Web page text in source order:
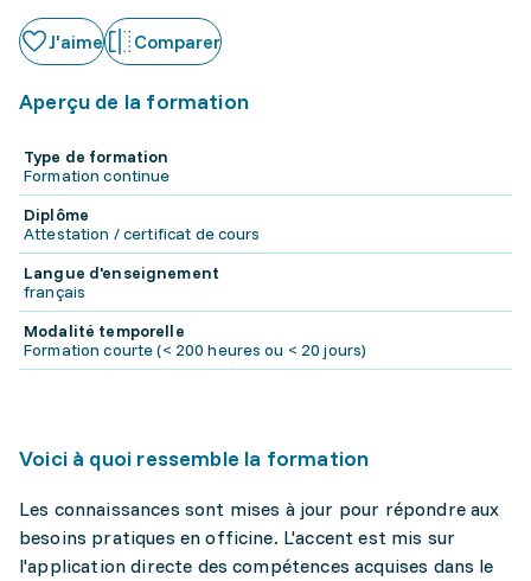
J'aime Comparer
Aperçu de la formation
Type de formation
Formation continue
Diplôme
Attestation / certificat de cours
Langue d'enseignement
français
Modalité temporelle
Formation courte (< 200 heures ou < 20 jours)
Voici à quoi ressemble la formation
Les connaissances sont mises à jour pour répondre aux
besoins pratiques en officine. L'accent est mis sur
l'application directe des compétences acquises dans le